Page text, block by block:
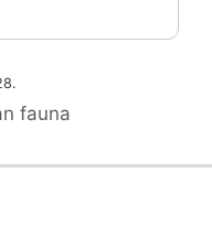
fauna